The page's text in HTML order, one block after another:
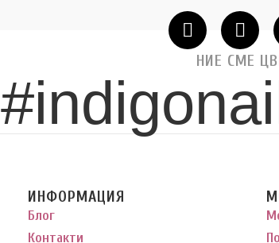
НИЕ СМЕ
ИНФОРМАЦИЯ
Блог
Контакти